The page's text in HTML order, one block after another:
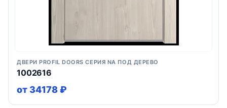
ДВЕРИ PROFIL DOORS СЕРИЯ NA ПОД ДЕРЕВО
1002616
от 34178 ₽